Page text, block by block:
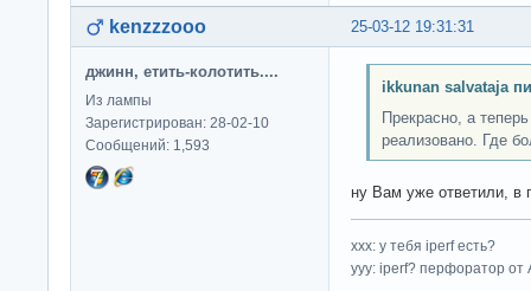
25-03-12 19:31:31
kenzzzooo
джинн, етить-колотить....
Из лампы
Зарегистрирован: 28-02-10
Сообщений: 1,593
ikkunan salvataja
Прекрасно, а
реализовано. Где
ну Вам уже ответили, в
ххх: у тебя iperf есть?
yyy: iperf? перфоратор от